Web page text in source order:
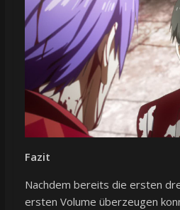
Fazit
Nachdem bereits die ersten
ersten Volume überzeugen